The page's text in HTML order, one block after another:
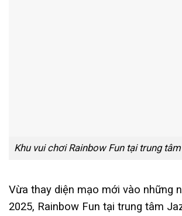
Khu vui chơi Rainbow Fun tại trung
Vừa thay diện mạo mới vào những
2025, Rainbow Fun tại trung tâm